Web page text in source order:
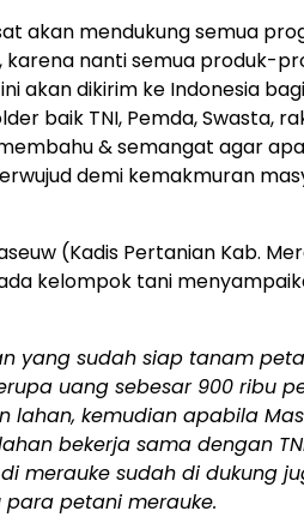
akan mendukung semua
karena nanti semua produk-
akan dikirim ke Indonesia
baik TNI, Pemda, Swasta,
& semangat agar
demi kemakmuran
(Kadis Pertanian Kab.
kelompok tani
yang sudah siap tanam
uang sebesar 900 ribu
lahan, kemudian apabila
bekerja sama dengan
di merauke sudah di dukung
petani merauke.